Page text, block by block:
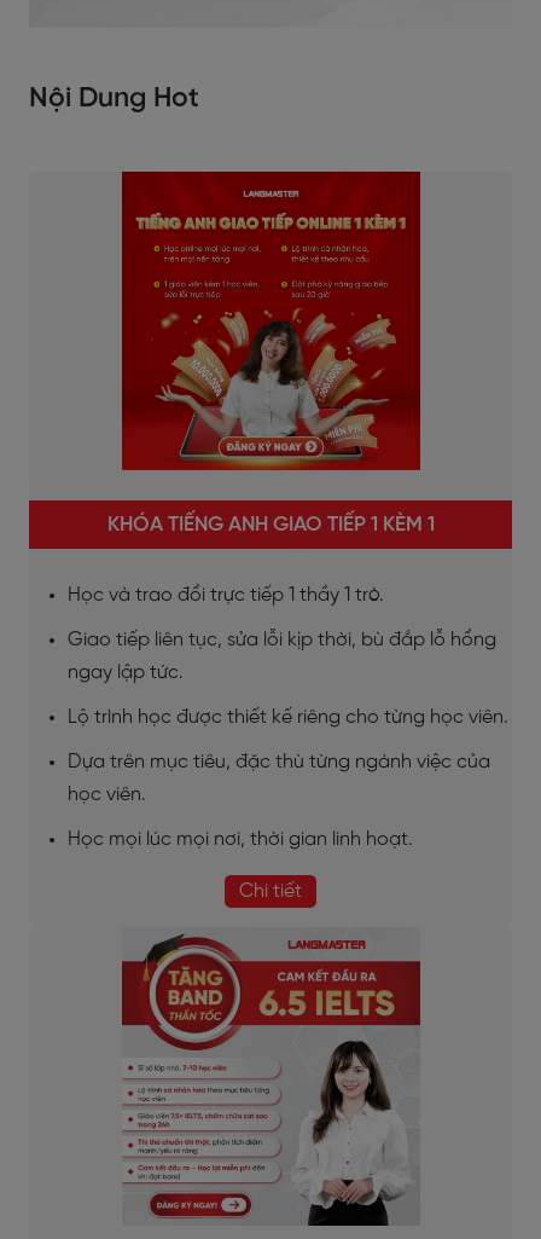
Nội Dung Hot
KHÓA TIẾNG ANH GIAO TIẾP 1 KÈM 1
Học và trao đổi trực tiếp 1 thầy 1 trò.
Giao tiếp liên tục, sửa lỗi kịp thời, bù đắp lỗ hổng
ngay lập tức.
Lộ trình học được thiết kế riêng cho từng học viên.
Dựa trên mục tiêu, đặc thù từng ngành việc của
học viên.
Học mọi lúc mọi nơi, thời gian linh hoạt.
Chi tiết